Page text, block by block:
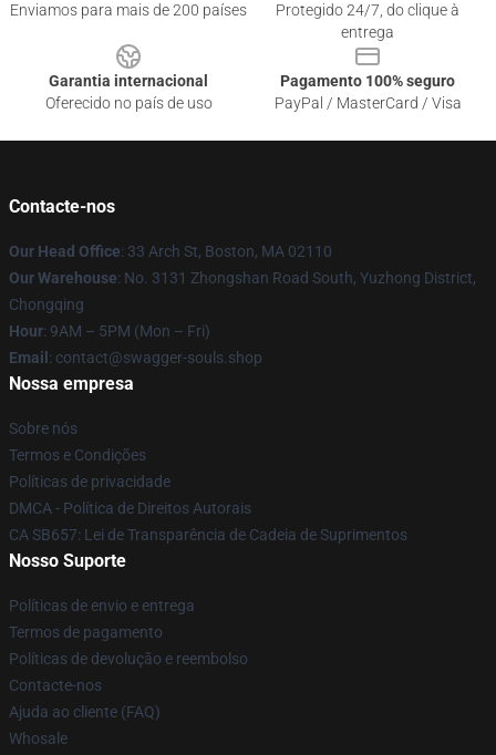
Enviamos para mais de 200 países
Protegido 24/7, do clique à
entrega
Garantia internacional
Oferecido no país de uso
Pagamento 100% seguro
PayPal / MasterCard / Visa
Contacte-nos
Our Head Office: 33 Arch St, Boston, MA 02110
Our Warehouse: No. 3131 Zhongshan Road South, Yuzhong District,
Chongqing
Hour: 9AM – 5PM (Mon – Fri)
Email : contact@swagger-souls.shop
Nossa empresa
Sobre nós
Termos e Condições
Políticas de privacidade
DMCA - Política de Direitos Autorais
CA SB657: Lei de Transparência de Cadeia de Suprimentos
Nosso Suporte
Políticas de envio e entrega
Termos de pagamento
Políticas de devolução e reembolso
Contacte-nos
Ajuda ao cliente (FAQ)
Whosale